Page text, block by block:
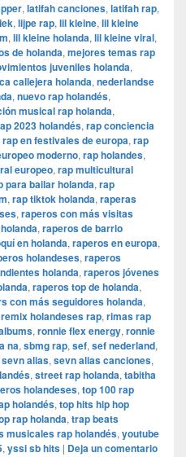
, latifah canciones, latifah rap,
, lijpe rap, lil kleine, lil kleine
, lil kleine holanda, lil kleine viral,
de holanda, mejores temas rap
juveniles holanda,
callejera holanda, nederlandse
, nuevo rap holandés,
musical rap holanda,
2023 holandés, rap conciencia
rap en festivales de europa, rap
moderno, rap holandes,
europeo, rap multicultural
para bailar holanda, rap
, rap tiktok holanda, raperas
, raperos con más visitas
, raperos de barrio
en holanda, raperos en europa,
holandeses, raperos
holanda, raperos jóvenes
, raperos top de holanda,
con más seguidores holanda,
remix holandeses rap, rimas rap
, ronnie flex energy, ronnie
na, sbmg rap, sef, sef nederland,
sevn alias, sevn alias canciones,
, street rap holanda, tabitha
holandeses, top 100 rap
holandés, top hits hip hop
rap holanda, trap beats
musicales rap holandés, youtube
, yssi sb hits | Deja un comentario